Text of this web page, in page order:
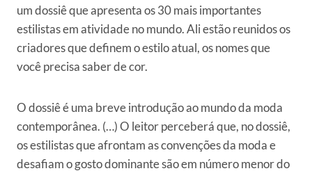
um dossiê que apresenta os 30 mais importantes
estilistas em atividade no mundo. Ali estão reunidos os
criadores que definem o estilo atual, os nomes que
você precisa saber de cor.
O dossiê é uma breve introdução ao mundo da moda
contemporânea. (…) O leitor perceberá que, no dossiê,
os estilistas que afrontam as convenções da moda e
desafiam o gosto dominante são em número menor do